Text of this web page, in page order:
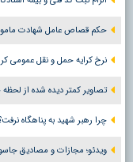
حکم قصاص عامل شهادت مامور
نرخ کرایه حمل و نقل عمومی
تصاویر کمتر دیده شده از لحظه
چرا رهبر شهید به پناهگاه
ویدئو؛ مجازات و مصادیق